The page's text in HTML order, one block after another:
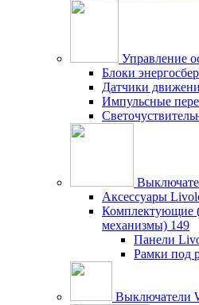
Управление
Блоки
Датчики
Импульсные
Аксессуары
Комплектующие
механизмы) 149
Панели
Рамки под
Выключатели